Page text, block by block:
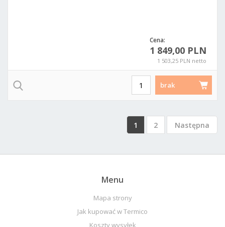
Cena:
1 849,00 PLN
1 503,25 PLN netto
brak
1 2 Następna
Menu
Mapa strony
Jak kupować w Termico
Koszty wysyłek